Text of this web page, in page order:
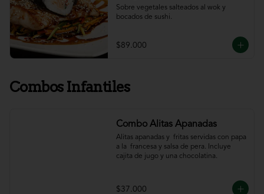
Sobre vegetales salteados al wok y
bocados de sushi.
$89.000
Combos Infantiles
Combo Alitas Apanadas
Alitas apanadas y  fritas servidas con papa
a la  francesa y salsa de pera. Incluye
cajita de jugo y una chocolatina.
$37.000